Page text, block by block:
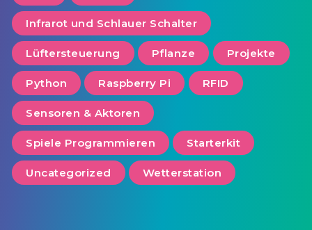
Infrarot und Schlauer Schalter
Lüftersteuerung Pflanze Projekte
Python Raspberry Pi RFID
Sensoren & Aktoren
Spiele Programmieren Starterkit
Uncategorized Wetterstation